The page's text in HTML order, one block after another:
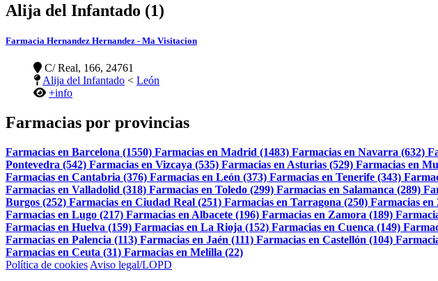
Alija del Infantado (1)
Farmacia Hernandez Hernandez - Ma Visitacion
C/ Real, 166, 24761
Alija del Infantado < León
+info
Farmacias por provincias
Farmacias en Barcelona (1550) Farmacias en Madrid (1483) Farmacias en Navarra (632)
Pontevedra (542) Farmacias en Vizcaya (535) Farmacias en Asturias (529) Farmacias en
Farmacias en Cantabria (376) Farmacias en León (373) Farmacias en Tenerife (343)
Farmacias en Valladolid (318) Farmacias en Toledo (299) Farmacias en Salamanca (289)
Burgos (252) Farmacias en Ciudad Real (251) Farmacias en Tarragona (250) Farmacias en
Farmacias en Lugo (217) Farmacias en Albacete (196) Farmacias en Zamora (189)
Farmacias en Huelva (159) Farmacias en La Rioja (152) Farmacias en Cuenca (149)
Farmacias en Palencia (113) Farmacias en Jaén (111) Farmacias en Castellón (104)
Farmacias en Ceuta (31) Farmacias en Melilla (22)
Política de cookies Aviso legal/LOPD